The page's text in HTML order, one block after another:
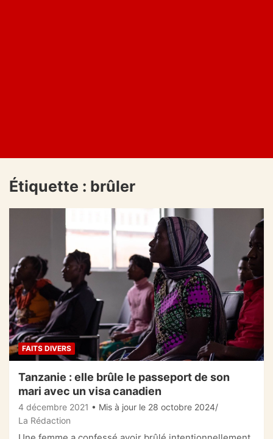
Étiquette : brûler
FAITS DIVERS
Tanzanie : elle brûle le passeport de son
mari avec un visa canadien
4 décembre 2021 • Mis à jour le 28 octobre 2024
La Rédaction